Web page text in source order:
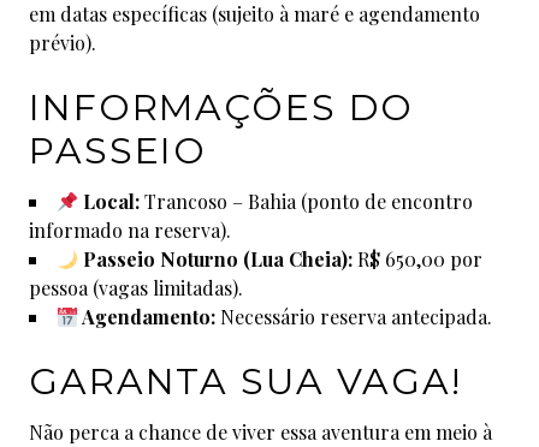
em datas específicas (sujeito à maré e agendamento
prévio).
INFORMAÇÕES DO
PASSEIO
Local:Trancoso – Bahia (ponto de encontro
informado na reserva).
Passeio Noturno (Lua Cheia): R$ 650,00 por
pessoa (vagas limitadas).
Agendamento: Necessário reserva antecipada.
GARANTA SUA VAGA!
Não perca a chance de viver essa aventura em meio à